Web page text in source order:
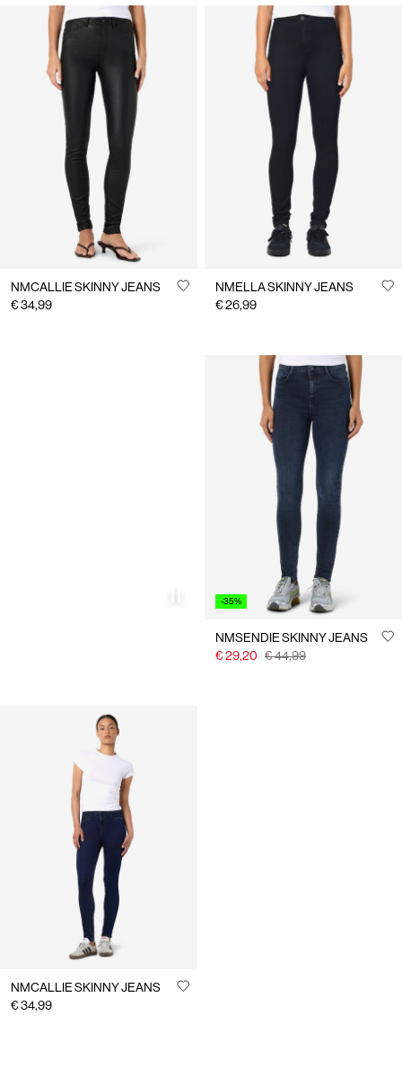
NMCALLIE SKINNY JEANS
€ 34,99
NMELLA SKINNY JEANS
€ 26,99
-35%
NMSENDIE SKINNY JEANS
€ 29,20 € 44,99
NMCALLIE SKINNY JEANS
€ 34,99